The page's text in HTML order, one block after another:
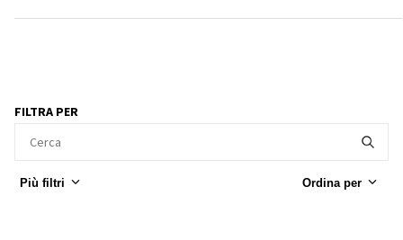
FILTRA PER
Più filtri Ordina per